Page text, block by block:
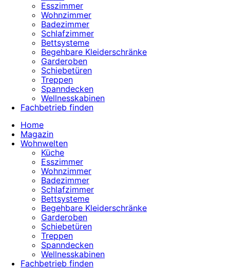
Esszimmer
Wohnzimmer
Badezimmer
Schlafzimmer
Bettsysteme
Begehbare Kleiderschränke
Garderoben
Schiebetüren
Treppen
Spanndecken
Wellnesskabinen
Fachbetrieb finden
Home
Magazin
Wohnwelten
Küche
Esszimmer
Wohnzimmer
Badezimmer
Schlafzimmer
Bettsysteme
Begehbare Kleiderschränke
Garderoben
Schiebetüren
Treppen
Spanndecken
Wellnesskabinen
Fachbetrieb finden